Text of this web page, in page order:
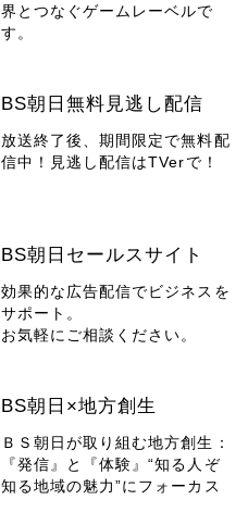
界とつなぐゲームレーベルで
す。
BS朝日無料見逃し配信
放送終了後、期間限定で無料配
信中！見逃し配信はTVerで！
BS朝日セールスサイト
効果的な広告配信でビジネスを
サポート。
お気軽にご相談ください。
BS朝日×地方創生
ＢＳ朝日が取り組む地方創生：
『発信』と『体験』“知る人ぞ
知る地域の魅力”にフォーカス